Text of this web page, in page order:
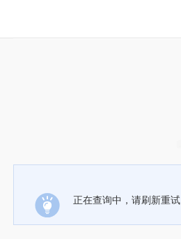
正在查询中，请刷新重试